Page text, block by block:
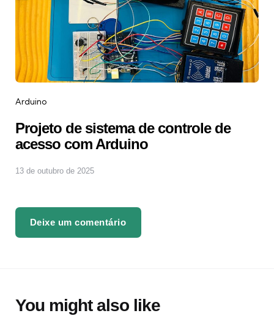
Arduino
Projeto de sistema de controle de
acesso com Arduino
13 de outubro de 2025
Deixe um comentário
You might also like